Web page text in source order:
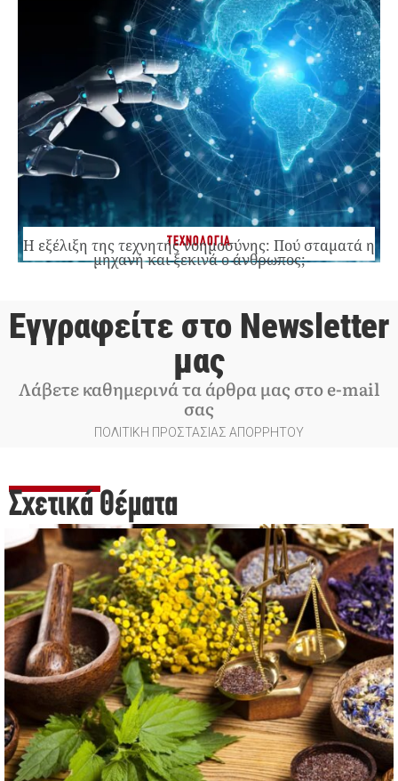
ΤΕΧΝΟΛΟΓΙΑ
Η εξέλιξη της τεχνητής νοημοσύνης: Πού σταματά η
μηχανή και ξεκινά ο άνθρωπος;
Εγγραφείτε στο Newsletter
μας
Λάβετε καθημερινά τα άρθρα μας στο e-mail
σας
ΠΟΛΙΤΙΚΗ ΠΡΟΣΤΑΣΙΑΣ ΑΠΟΡΡΗΤΟΥ
Σχετικά Θέματα